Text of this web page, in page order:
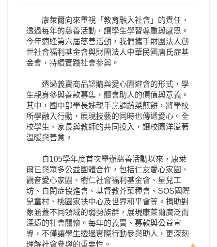
康萊爾向來重視「教育融入社會」的責任，
透過每年的慈善活動，讓學生學習尊重與感恩。
今年適逢第六屆慈善活動，我們攜手財團法人創
世社會福利基金會與財團法人中華民國唐氏症基
金會，持續實踐社會參與。
透過義賣商品認購與愛心園遊會的形式，學
生親身參與善款募集，體會助人的價值與意義。
其中，國中部學長姊親手烹調蔬菜煎餅，將學校
所學融入行動，展現技藝的同時也傳遞愛心。全
校學生、家長與教師的共同投入，讓校園洋溢著
溫暖與善意。
自105學年度首次舉辦慈善活動以來，康萊
爾已與眾多公益團體合作，包括仁友愛心家園、
觀音愛心家園、樹仁社會福利基金會、星兒工
坊、自閉症協進會、基督教芥菜種會、SOS國際
兒童村、桃園家扶中心及世界和平會等。捐助對
象涵蓋不同領域的弱勢族群，展現康萊爾廣泛而
深遠的社會關懷。每年的義賣、募款與公益宣
導，不僅讓學生透過實際行動參與助人，更深刻
理解社會參與的重要性。